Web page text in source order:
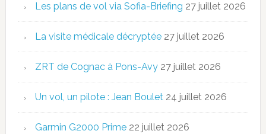
Les plans de vol via Sofia-Briefing 27 juillet 2026
La visite médicale décryptée 27 juillet 2026
ZRT de Cognac à Pons-Avy 27 juillet 2026
Un vol, un pilote : Jean Boulet 24 juillet 2026
Garmin G2000 Prime 22 juillet 2026